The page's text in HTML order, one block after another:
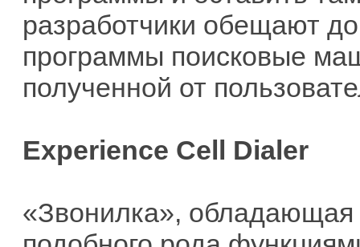
разработчики обещают
программы поисковые
полученной от
Experience Cell Dialer
«Звонилка»,